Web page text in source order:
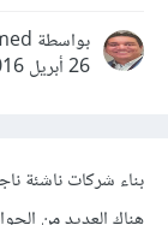
بواسطة Ahmed Magdy Mohammed
26 أبريل 2016
بناء شركات ناشئة